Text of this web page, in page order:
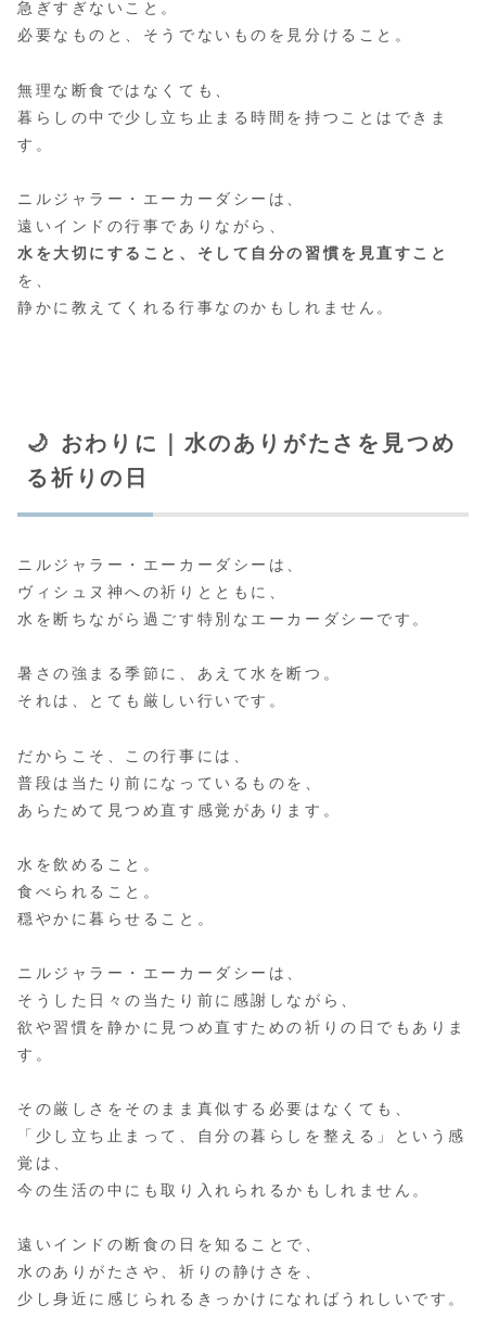
急ぎすぎないこと。
必要なものと、そうでないものを見分けること。
無理な断食ではなくても、
暮らしの中で少し立ち止まる時間を持つことはできま
す。
ニルジャラー・エーカーダシーは、
遠いインドの行事でありながら、
水を大切にすること、そして自分の習慣を見直すこと
を、
静かに教えてくれる行事なのかもしれません。
🌙 おわりに｜水のありがたさを見つめ
る祈りの日
ニルジャラー・エーカーダシーは、
ヴィシュヌ神への祈りとともに、
水を断ちながら過ごす特別なエーカーダシーです。
暑さの強まる季節に、あえて水を断つ。
それは、とても厳しい行いです。
だからこそ、この行事には、
普段は当たり前になっているものを、
あらためて見つめ直す感覚があります。
水を飲めること。
食べられること。
穏やかに暮らせること。
ニルジャラー・エーカーダシーは、
そうした日々の当たり前に感謝しながら、
欲や習慣を静かに見つめ直すための祈りの日でもありま
す。
その厳しさをそのまま真似する必要はなくても、
「少し立ち止まって、自分の暮らしを整える」という感
覚は、
今の生活の中にも取り入れられるかもしれません。
遠いインドの断食の日を知ることで、
水のありがたさや、祈りの静けさを、
少し身近に感じられるきっかけになればうれしいです。